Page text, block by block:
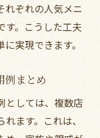
トを賢く利用
け取り便利技
取りのポイン
れぞれの人気メニ
す。こうした工夫
実現できます。
例まとめ
としては、複数店
ます。これは、